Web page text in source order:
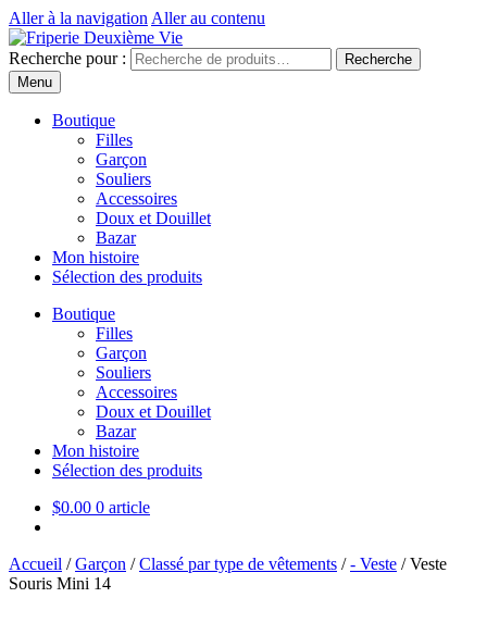
Aller à la navigation Aller au contenu
Recherche pour :
Recherche
Menu
Boutique
Filles
Garçon
Souliers
Accessoires
Doux et Douillet
Bazar
Mon histoire
Sélection des produits
Boutique
Filles
Garçon
Souliers
Accessoires
Doux et Douillet
Bazar
Mon histoire
Sélection des produits
$0.00 0 article
Accueil /Garçon /Classé par type de vêtements /- Veste /Veste
Souris Mini 14